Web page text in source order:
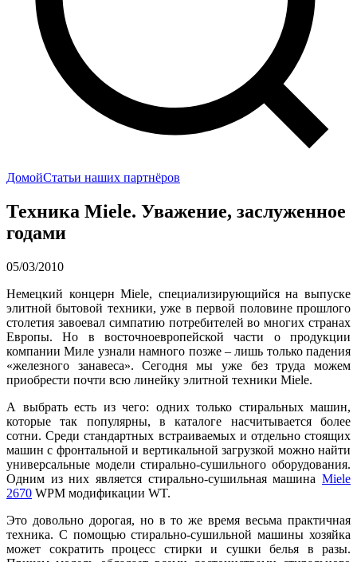
ДомойСтатьи наших партнёров
Техника Miele. Уважение, заслуженное
годами
05/03/2010
Немецкий концерн Miele, специализирующийся на выпуске
элитной бытовой техники, уже в первой половине прошлого
столетия завоевал симпатию потребителей во многих странах
Европы. Но в восточноевропейской части о продукции
компании Миле узнали намного позже – лишь только падения
«железного занавеса». Сегодня мы уже без труда можем
приобрести почти всю линейку элитной техники Miele.
А выбрать есть из чего: одних только стиральных машин,
которые так популярны, в каталоге насчитывается более
сотни. Среди стандартных встраиваемых и отдельно стоящих
машин с фронтальной и вертикальной загрузкой можно найти
универсальные модели стирально-сушильного оборудования.
Одним из них является стирально-сушильная машина Miele
2670 WPM модификации WT.
Это довольно дорогая, но в то же время весьма практичная
техника. С помощью стирально-сушильной машины хозяйка
может сократить процесс стирки и сушки белья в разы.